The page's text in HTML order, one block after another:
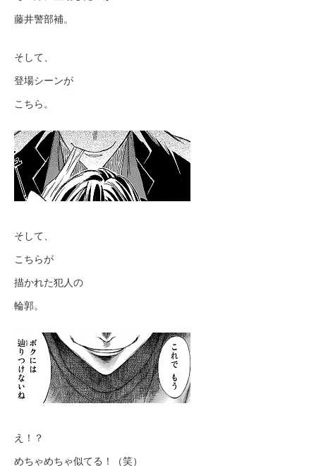
藤井警部補。
そして、
登場シーンが
こちら。
そして、
こちらが
描かれた犯人の
輪郭。
え！？
めちゃめちゃ似てる！（笑）